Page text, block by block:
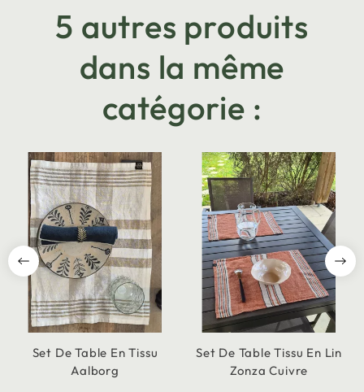
5 autres produits
dans la même
catégorie :
Set De Table En Tissu
Aalborg
Set De Table Tissu En Lin
Zonza Cuivre